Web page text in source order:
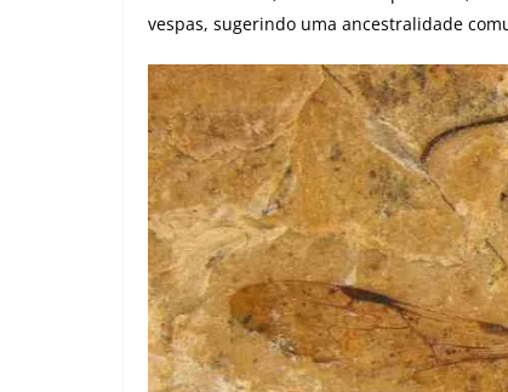
vespas, sugerindo uma ancestralidade